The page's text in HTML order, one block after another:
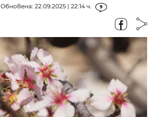
Обновена: 22.09.2025 | 22:14 ч. 9